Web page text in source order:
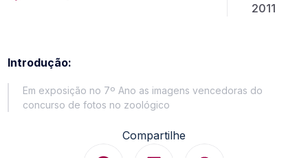
2011
Introdução:
Em exposição no 7º Ano as imagens vencedoras do
concurso de fotos no zoológico
Compartilhe